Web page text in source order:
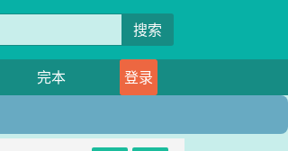
搜索
完本
登录